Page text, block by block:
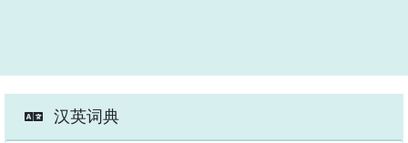
汉英词典